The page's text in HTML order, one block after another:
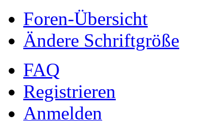
Foren-Übersicht
Ändere Schriftgröße
FAQ
Registrieren
Anmelden